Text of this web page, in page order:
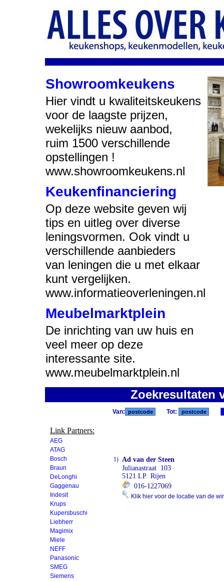
Showroomkeukens
Hier vindt u kwaliteitskeukens
voor de laagste prijzen,
wekelijks nieuw aanbod,
ruim 1500 verschillende
opstellingen !
www.showroomkeukens.nl
Keukenfinanciering
Op deze website geven wij
tips en uitleg over diverse
leningsvormen. Ook vindt u
verschillende aanbieders
van leningen die u met elkaar
kunt vergelijken.
www.informatieoverleningen.nl
Meubelmarktplein
De inrichting van uw huis en
veel meer op deze
interessante site.
www.meubelmarktplein.nl
Zoekresultaten
Link Partners:
AEG
ATAG
Bosch
Braun
DeLonghi
Gaggenau
Indesit
Krups
Kupersbuschi
Liebherr
Magimix
Miele
NEFF
Panasonic
SMEG
Siemens
Van: Tot:
1) Ad van der Steen
Julianastraat 103
5121 LP Rijen
016-1227069
Klik hier voor de locatie van de